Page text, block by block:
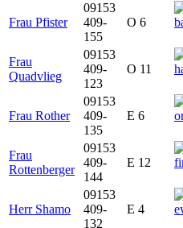
Frau Pfister
09153
409-
155
O 6
Frau
Quadvlieg
09153
409-
123
O 11
Frau Rother
09153
409-
135
E 6
Frau
Rottenberger
09153
409-
144
E 12
Herr Shamo
09153
409-
132
E 4